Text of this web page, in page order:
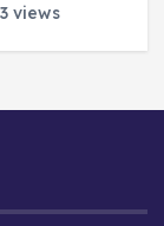
views